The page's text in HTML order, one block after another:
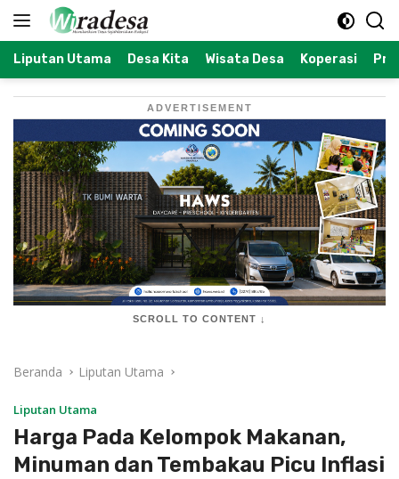
Langsung
Liputan Utama Desa Kita Wisata Desa Koperasi
ADVERTISEMENT
SCROLL TO CONTENT ↓
Beranda Liputan Utama
Liputan Utama
Harga Pada Kelompok Makanan,
Minuman dan Tembakau Picu Inflasi